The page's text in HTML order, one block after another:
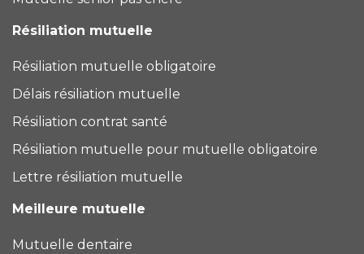
Résiliation mutuelle
Résiliation mutuelle obligatoire
Délais résiliation mutuelle
Résiliation contrat santé
Résiliation mutuelle pour mutuelle obligatoire
Lettre résiliation mutuelle
Meilleure mutuelle
Mutuelle dentaire